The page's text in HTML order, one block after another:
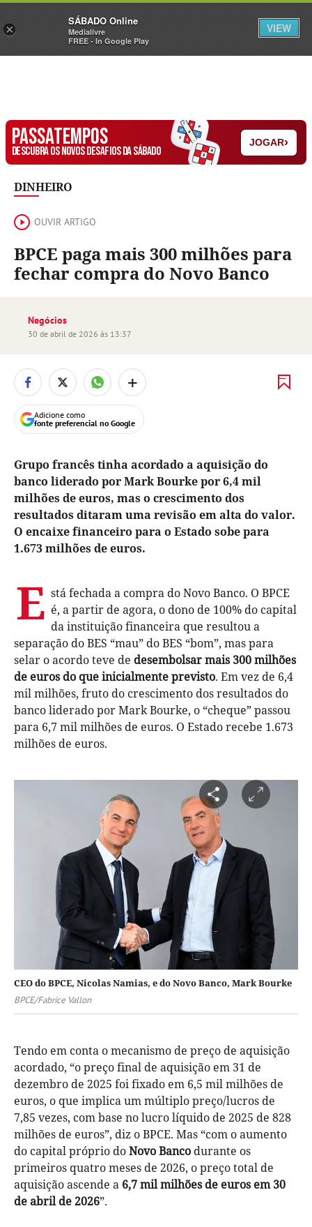
Sábado Assine Iniciar Sessão
PASSATEMPOS
DESCUBRA OS NOVOS DESAFIOS DA SÁBADO
JOGAR›
DINHEIRO
OUVIR ARTIGO
BPCE paga mais 300 milhões para
fechar compra do Novo Banco
Negócios
30 de abril de 2026 às 13:37
+
Adicione como
fonte preferencial no Google
Grupo francês tinha acordado a aquisição do
banco liderado por Mark Bourke por 6,4 mil
milhões de euros, mas o crescimento dos
resultados ditaram uma revisão em alta do valor.
O encaixe financeiro para o Estado sobe para
1.673 milhões de euros.
E stá fechada a compra do Novo Banco. O BPCE
é, a partir de agora, o dono de 100% do capital
da instituição financeira que resultou a
separação do BES “mau” do BES “bom”, mas para
selar o acordo teve de desembolsar mais 300 milhões
de euros do que inicialmente previsto. Em vez de 6,4
mil milhões, fruto do crescimento dos resultados do
banco liderado por Mark Bourke, o “cheque” passou
para 6,7 mil milhões de euros. O Estado recebe 1.673
milhões de euros.
CEO do BPCE, Nicolas Namias, e do Novo Banco, Mark Bourke
BPCE/Fabrice Vallon
Tendo em conta o mecanismo de preço de aquisição
acordado, “o preço final de aquisição em 31 de
dezembro de 2025 foi fixado em 6,5 mil milhões de
euros, o que implica um múltiplo preço/lucros de
7,85 vezes, com base no lucro líquido de 2025 de 828
milhões de euros”, diz o BPCE. Mas “com o aumento
do capital próprio doNovo Banco durante os
primeiros quatro meses de 2026, o preço total de
aquisição ascende a 6,7 mil milhões de eurosem 30
de abril de 2026”.
×
SÁBADO Online
Medialivre
FREE - In Google Play
VIEW